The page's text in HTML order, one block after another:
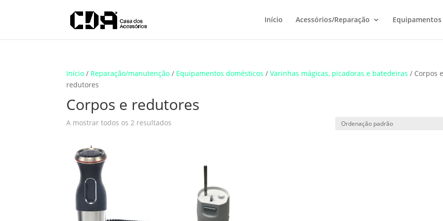
Translate
Início Acessórios/Reparação
Início / Reparação/manutenção / Equipamentos domésticos /Varinhas mágicas, picadoras e batedeiras / Corpos
redutores
Corpos e redutores
A mostrar todos os 2 resultados